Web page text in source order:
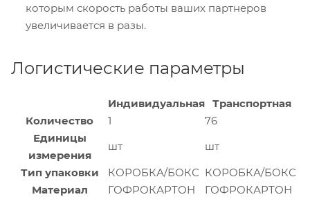
которым скорость работы ваших партнеров
увеличивается в разы.
Логистические параметры
Индивидуальная Транспортная
Количество
1
76
Единицы
измерения
шт
шт
Тип упаковки
КОРОБКА/БОКС КОРОБКА/БОКС
Материал
ГОФРОКАРТОН
ГОФРОКАРТОН